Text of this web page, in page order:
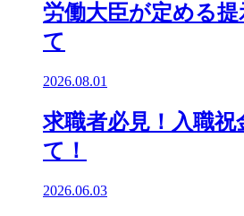
労働大臣が定める
て
2026.08.01
求職者必見！入職
て！
2026.06.03